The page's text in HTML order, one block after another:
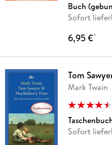
Buch
Sofort
6,95 €*
Tom
Mark Twain
Sofort